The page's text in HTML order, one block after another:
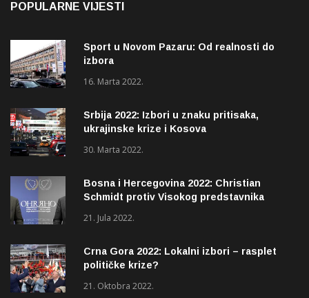
POPULARNE VIJESTI
Sport u Novom Pazaru: Od realnosti do
izbora
16. Marta 2022.
Srbija 2022: Izbori u znaku pritisaka,
ukrajinske krize i Kosova
30. Marta 2022.
Bosna i Hercegovina 2022: Christian
Schmidt protiv Visokog predstavnika
21. Jula 2022.
Crna Gora 2022: Lokalni izbori – rasplet
političke krize?
21. Oktobra 2022.